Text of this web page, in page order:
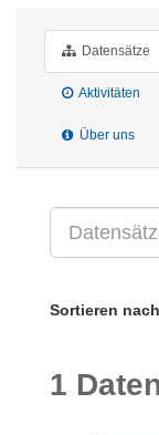
Datensätze
Aktivitäten
Über uns
Sortieren nach
1